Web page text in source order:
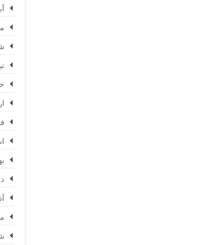
آبان
مهر
تیر 1395 (3)
خرداد
اسفند
بهمن
دی 1394 (3)
آذر 1394 (4)
مهر